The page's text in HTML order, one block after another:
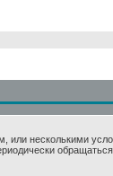
несколькими